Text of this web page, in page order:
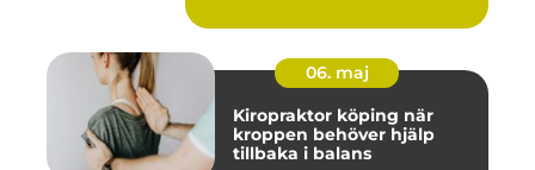
06. maj
Kiropraktor köping när
kroppen behöver hjälp
tillbaka i balans